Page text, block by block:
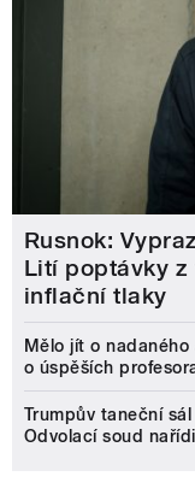
Rusnok:
Lití poptávky z
inflační tlaky
Mělo jít o
o úspěších
Trumpův taneční
Odvolací soud